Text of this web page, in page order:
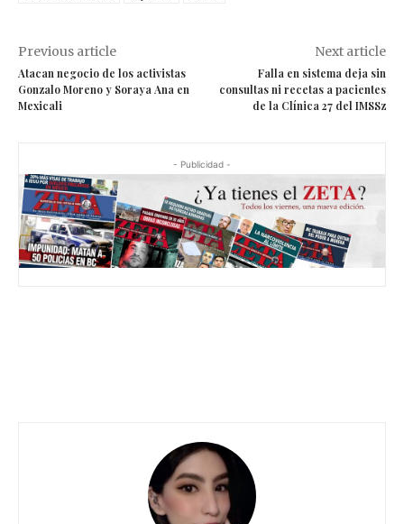
Previous article
Atacan negocio de los activistas
Gonzalo Moreno y Soraya Ana en
Mexicali
Next article
Falla en sistema deja sin
consultas ni recetas a pacientes
de la Clínica 27 del IMSSz
- Publicidad -